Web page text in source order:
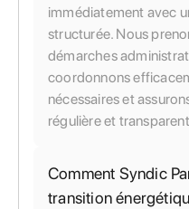
immédiatement avec
structurée. Nous
démarches
coordonnons
nécessaires et
régulière et
Comment Syndic
transition